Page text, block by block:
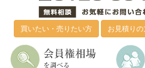
買いたい・売りたい方 お見積りの